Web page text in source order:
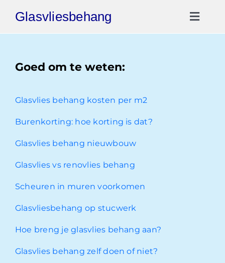
naar
inhoud
Glasvliesbehang
Goed om te weten:
Glasvlies behang kosten per m2
Burenkorting: hoe korting is dat?
Glasvlies behang nieuwbouw
Glasvlies vs renovlies behang
Scheuren in muren voorkomen
Glasvliesbehang op stucwerk
Hoe breng je glasvlies behang aan?
Glasvlies behang zelf doen of niet?